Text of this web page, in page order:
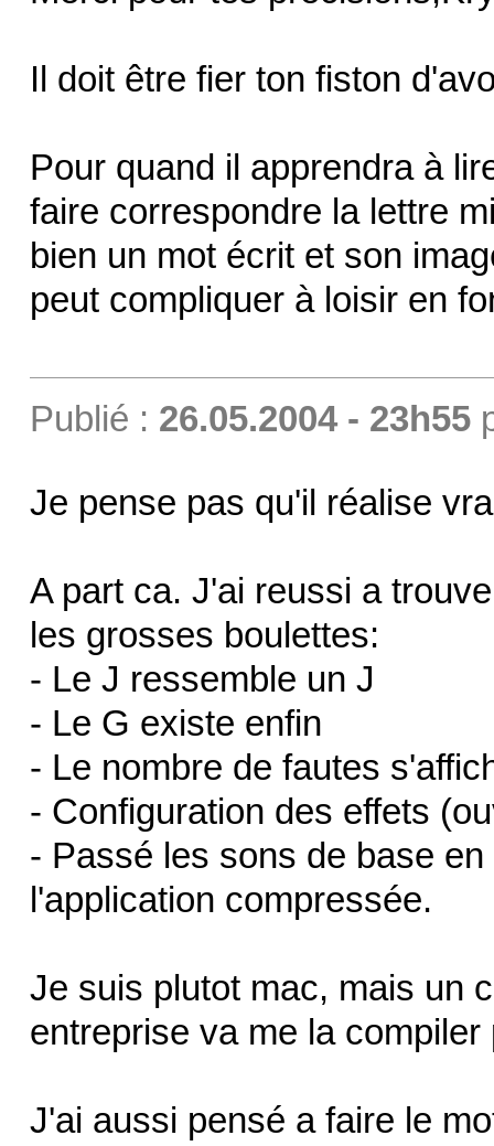
Il doit être fier ton fiston
Pour quand il apprendra à
faire correspondre la lettre
bien un mot écrit et son
peut compliquer à loisir en
Publié : 26.05.2004 - 23h55
Je pense pas qu'il réalise
A part ca. J'ai reussi a
les grosses boulettes:
- Le J ressemble un J
- Le G existe enfin
- Le nombre de fautes
- Configuration des effets
- Passé les sons de base
l'application compressée.
Je suis plutot mac, mais un
entreprise va me la
J'ai aussi pensé a faire le